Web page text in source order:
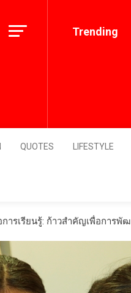
Trending
าหารเกาหลี ที่ต้องไปจัดเมื่อจอง
บินไปเกาหลี
QUOTES LIFESTYLE
ารเรียนรู้: ก้าวสำคัญเพื่อการพั